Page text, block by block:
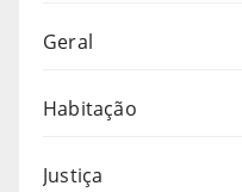
Geral
Habitação
Justiça